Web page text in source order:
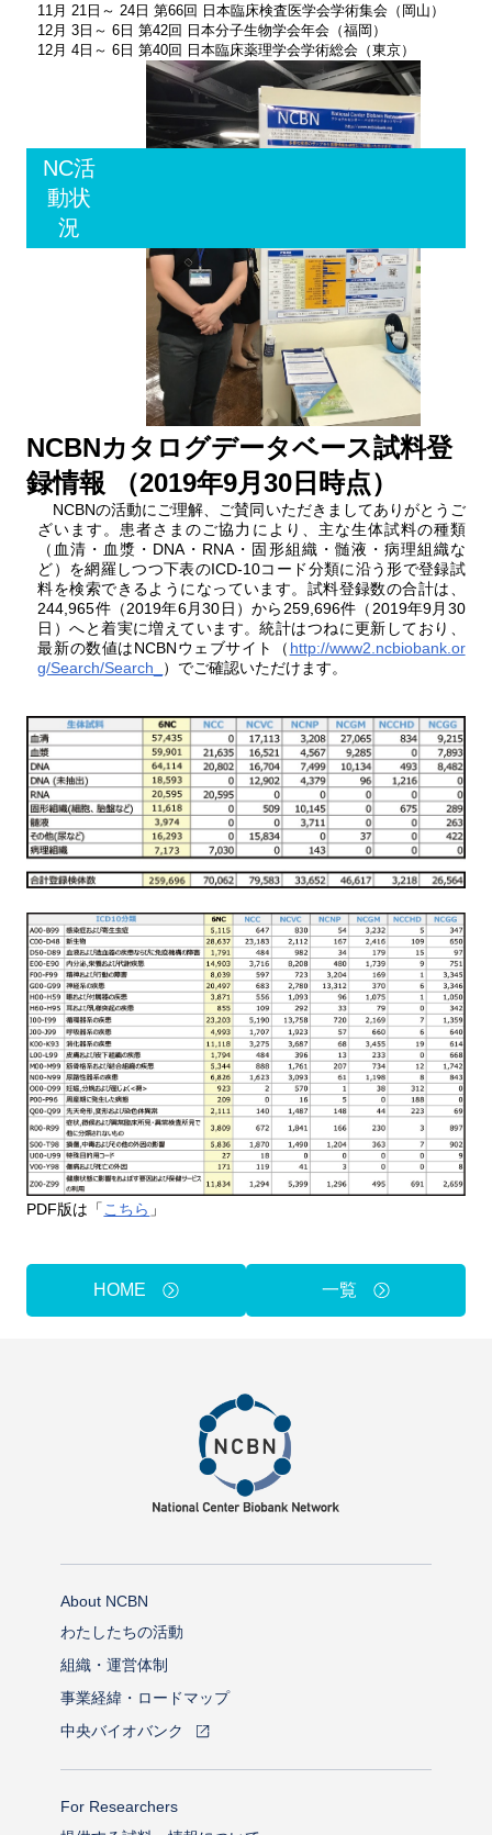
11月 21日～ 24日 第66回 日本臨床検査医学会学術集会（岡山）
12月 3日～ 6日 第42回 日本分子生物学会年会（福岡）
12月 4日～ 6日 第40回 日本臨床薬理学会学術総会（東京）
NC活
動状
況
NCBNカタログデータベース試料登
録情報 （2019年9月30日時点）
NCBNの活動にご理解、ご賛同いただきましてありがとうご
ざいます。患者さまのご協力により、主な生体試料の種類
（血清・血漿・DNA・RNA・固形組織・髄液・病理組織な
ど）を網羅しつつ下表のICD-10コード分類に沿う形で登録試
料を検索できるようになっています。試料登録数の合計は、
244,965件（2019年6月30日）から259,696件（2019年9月30
日）へと着実に増えています。統計はつねに更新しており、
最新の数値はNCBNウェブサイト（ http://www2.ncbiobank.or
g/Search/Search_ ）でご確認いただけます。
PDF版は「 こちら 」
HOME 一覧
About NCBN
わたしたちの活動
組織・運営体制
事業経緯・ロードマップ
中央バイオバンク
For Researchers